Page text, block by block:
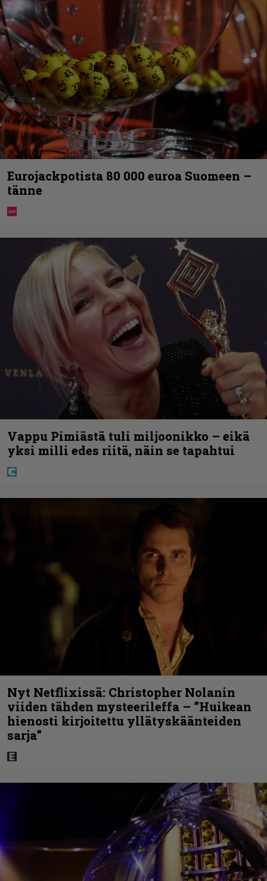
Eurojackpotista 80 000 euroa Suomeen –
tänne
Vappu Pimiästä tuli miljoonikko – eikä
yksi milli edes riitä, näin se tapahtui
Nyt Netflixissä: Christopher Nolanin
viiden tähden mysteerileffa – ”Huikean
hienosti kirjoitettu yllätyskäänteiden
sarja”